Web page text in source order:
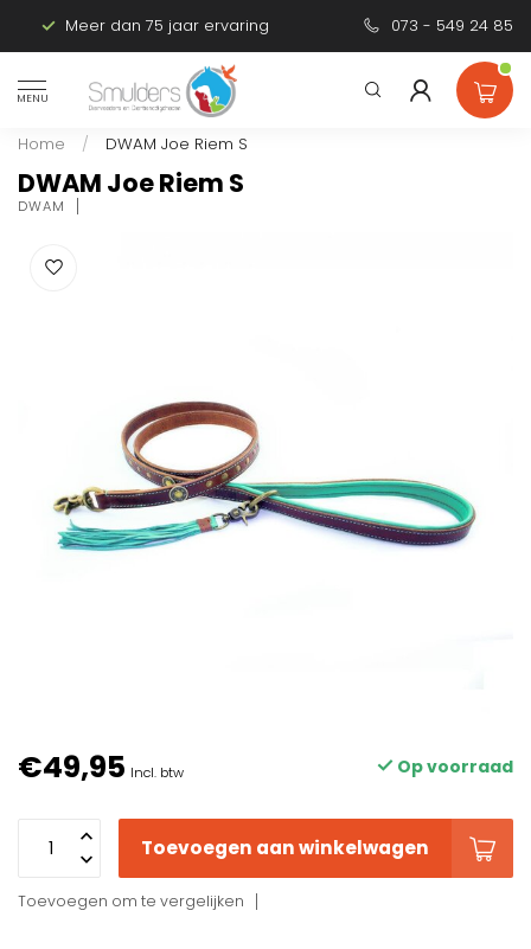
Meer dan 75 jaar ervaring Persoonlijk
073 - 549 24 85
MENU
Home / DWAM Joe Riem S
DWAM Joe Riem S
DWAM
€49,95 Incl. btw Op voorraad
Toevoegen aan winkelwagen
Toevoegen om te vergelijken